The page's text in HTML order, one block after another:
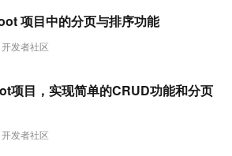
发者社区
项目中的分页与排序功能
发者社区
项目，实现简单的CRUD功能和分页